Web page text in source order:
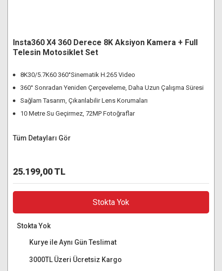
Insta360 X4 360 Derece 8K Aksiyon Kamera + Full
Telesin Motosiklet Set
8K30/5.7K60 360°Sinematik H.265 Video
360° Sonradan Yeniden Çerçeveleme, Daha Uzun Çalışma Süresi
Sağlam Tasarım, Çıkarılabilir Lens Korumaları
10 Metre Su Geçirmez, 72MP Fotoğraflar
Tüm Detayları Gör
25.199,00 TL
Stokta Yok
Stokta Yok
Kurye ile Aynı Gün Teslimat
3000TL Üzeri Ücretsiz Kargo